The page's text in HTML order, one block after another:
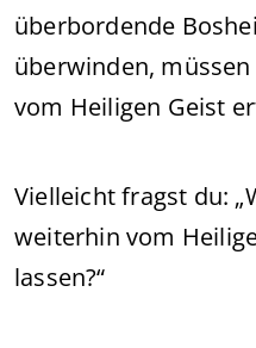
überbordende
überwinden,
vom Heiligen Geist
Vielleicht fragst du:
weiterhin vom
lassen?“